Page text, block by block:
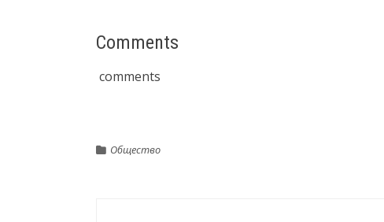
Comments
comments
Общество